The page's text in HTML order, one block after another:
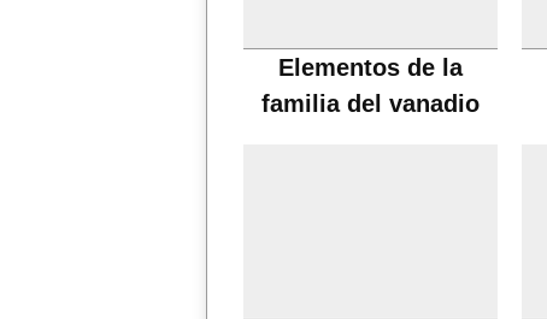
Elementos de la
familia del vanadio